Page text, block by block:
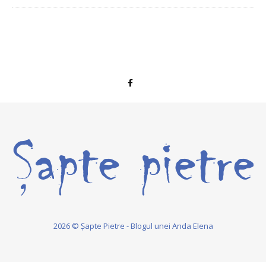
2026 © Șapte Pietre - Blogul unei Anda Elena